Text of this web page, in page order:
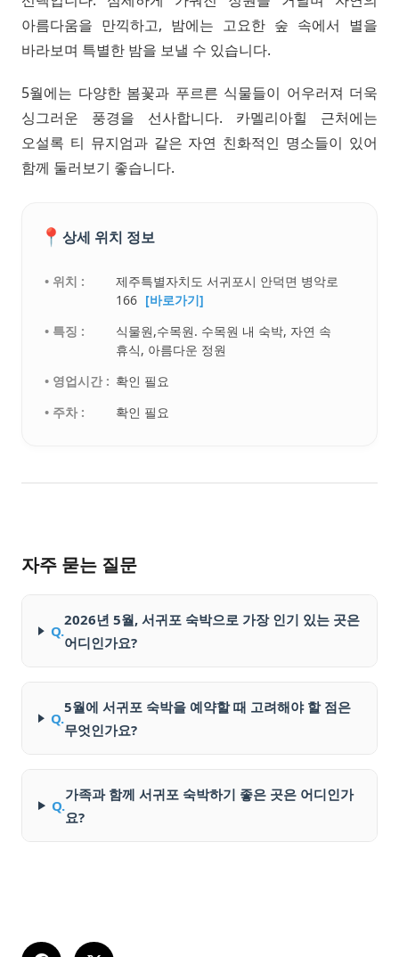
아름다움을 만끽하고, 밤에는 고요한 숲 속에서 별을
바라보며 특별한 밤을 보낼 수 있습니다.
5월에는 다양한 봄꽃과 푸르른 식물들이 어우러져 더욱
싱그러운 풍경을 선사합니다. 카멜리아힐 근처에는
오설록 티 뮤지엄과 같은 자연 친화적인 명소들이 있어
함께 둘러보기 좋습니다.
📍 상세 위치 정보
• 위치 :
제주특별자치도 서귀포시 안덕면 병악로
166 [바로가기]
• 특징 :
식물원,수목원. 수목원 내 숙박, 자연 속
휴식, 아름다운 정원
• 영업시간 : 확인 필요
• 주차 :
확인 필요
자주 묻는 질문
Q.
2026년 5월, 서귀포 숙박으로 가장 인기 있는 곳은
어디인가요?
Q.
5월에 서귀포 숙박을 예약할 때 고려해야 할 점은
무엇인가요?
Q.
가족과 함께 서귀포 숙박하기 좋은 곳은 어디인가
요?